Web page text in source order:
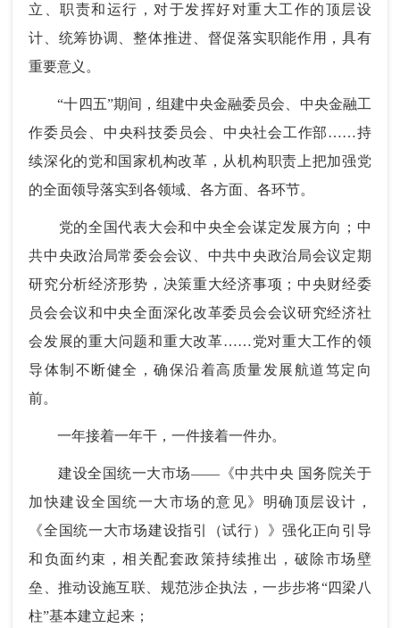
立、职责和运行，对于发挥好对重大工作的顶层设
计、统筹协调、整体推进、督促落实职能作用，具有
重要意义。
“十四五”期间，组建中央金融委员会、中央金融工
作委员会、中央科技委员会、中央社会工作部……持
续深化的党和国家机构改革，从机构职责上把加强党
的全面领导落实到各领域、各方面、各环节。
党的全国代表大会和中央全会谋定发展方向；中
共中央政治局常委会会议、中共中央政治局会议定期
研究分析经济形势，决策重大经济事项；中央财经委
员会会议和中央全面深化改革委员会会议研究经济社
会发展的重大问题和重大改革……党对重大工作的领
导体制不断健全，确保沿着高质量发展航道笃定向
前。
一年接着一年干，一件接着一件办。
建设全国统一大市场——《中共中央 国务院关于
加快建设全国统一大市场的意见》明确顶层设计，
《全国统一大市场建设指引（试行）》强化正向引导
和负面约束，相关配套政策持续推出，破除市场壁
垒、推动设施互联、规范涉企执法，一步步将“四梁八
柱”基本建立起来；